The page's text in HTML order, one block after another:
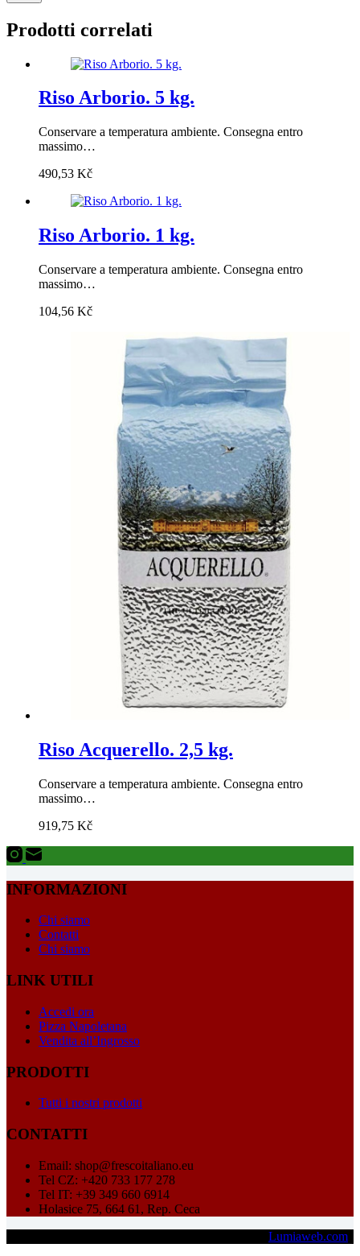
Prodotti correlati
Riso Arborio. 5 kg.
Conservare a temperatura ambiente. Consegna entro
massimo…
490,53 Kč
Riso Arborio. 1 kg.
Conservare a temperatura ambiente. Consegna entro
massimo…
104,56 Kč
Riso Acquerello. 2,5 kg.
Conservare a temperatura ambiente. Consegna entro
massimo…
919,75 Kč
INFORMAZIONI
Chi siamo
Contatti
Chi siamo
LINK UTILI
Accedi ora
Pizza Napoletana
Vendita all’Ingrosso
PRODOTTI
Tutti i nostri prodotti
CONTATTI
Email: shop@frescoitaliano.eu
Tel CZ: +420 733 177 278
Tel IT: +39 349 660 6914
Holasice 75, 664 61, Rep. Ceca
Lumiaweb.com